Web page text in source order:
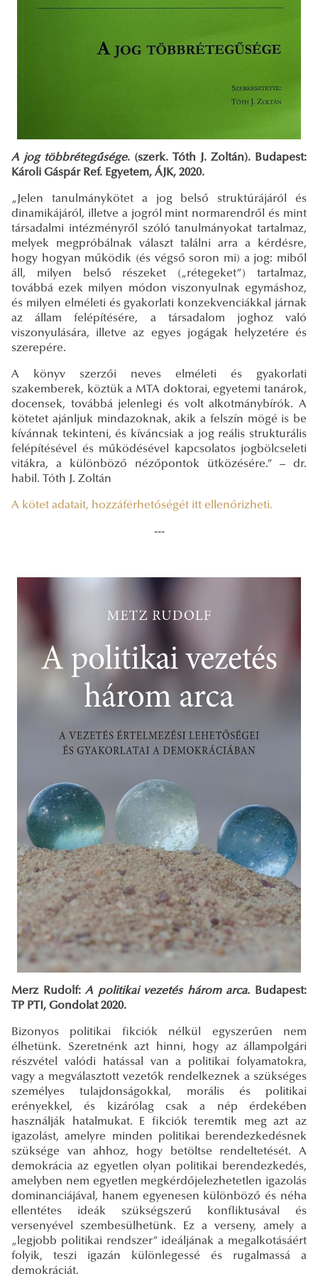
A jog többrétegűsége. (szerk. Tóth J. Zoltán). Budapest:
Károli Gáspár Ref. Egyetem, ÁJK, 2020.
„Jelen tanulmánykötet a jog belső struktúrájáról és
dinamikájáról, illetve a jogról mint normarendről és mint
társadalmi intézményről szóló tanulmányokat tartalmaz,
melyek megpróbálnak választ találni arra a kérdésre,
hogy hogyan működik (és végső soron mi) a jog: miből
áll, milyen belső részeket („rétegeket”) tartalmaz,
továbbá ezek milyen módon viszonyulnak egymáshoz,
és milyen elméleti és gyakorlati konzekvenciákkal járnak
az állam felépítésére, a társadalom joghoz való
viszonyulására, illetve az egyes jogágak helyzetére és
szerepére.
A könyv szerzői neves elméleti és gyakorlati
szakemberek, köztük a MTA doktorai, egyetemi tanárok,
docensek, továbbá jelenlegi és volt alkotmánybírók. A
kötetet ajánljuk mindazoknak, akik a felszín mögé is be
kívánnak tekinteni, és kíváncsiak a jog reális strukturális
felépítésével és működésével kapcsolatos jogbölcseleti
vitákra, a különböző nézőpontok ütközésére.” – dr.
habil. Tóth J. Zoltán
A kötet adatait, hozzáférhetőségét itt ellenőrizheti.
---
Merz Rudolf:A politikai vezetés három arca. Budapest:
TP PTI, Gondolat 2020.
Bizonyos politikai fikciók nélkül egyszerűen nem
élhetünk. Szeretnénk azt hinni, hogy az állampolgári
részvétel valódi hatással van a politikai folyamatokra,
vagy a megválasztott vezetők rendelkeznek a szükséges
személyes tulajdonságokkal, morális és politikai
erényekkel, és kizárólag csak a nép érdekében
használják hatalmukat. E fikciók teremtik meg azt az
igazolást, amelyre minden politikai berendezkedésnek
szüksége van ahhoz, hogy betöltse rendeltetését. A
demokrácia az egyetlen olyan politikai berendezkedés,
amelyben nem egyetlen megkérdőjelezhetetlen igazolás
dominanciájával, hanem egyenesen különböző és néha
ellentétes ideák szükségszerű konfliktusával és
versenyével szembesülhetünk. Ez a verseny, amely a
„legjobb politikai rendszer” ideáljának a megalkotásáért
folyik, teszi igazán különlegessé és rugalmassá a
demokráciát.